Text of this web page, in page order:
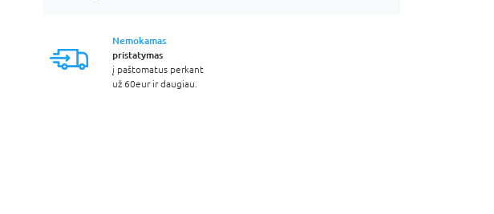
Nemokamas
pristatymas
į paštomatus perkant
už 60eur ir daugiau.